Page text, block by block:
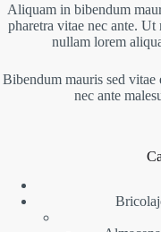
Aliquam in bibendum
pharetra vitae nec ante. Ut
nullam lorem
Bibendum mauris sed
nec ante